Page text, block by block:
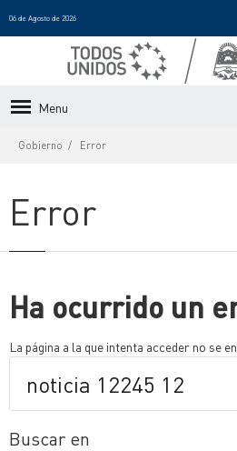
06 de Agosto de 2026
Menu
Gobierno Error
Error
Ha ocurrido un
La página a la que intenta acceder no se
Buscar en